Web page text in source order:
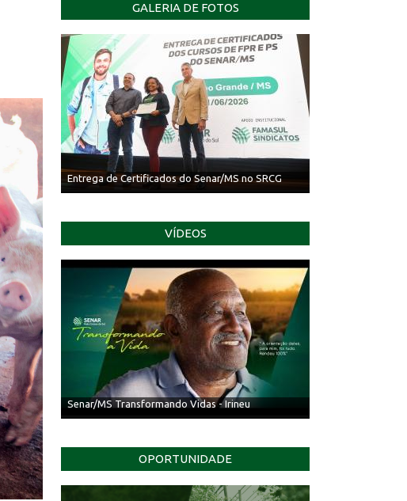
GALERIA DE FOTOS
Entrega de Certificados do Senar/MS no SRCG
VÍDEOS
Senar/MS Transformando Vidas - Irineu
OPORTUNIDADE